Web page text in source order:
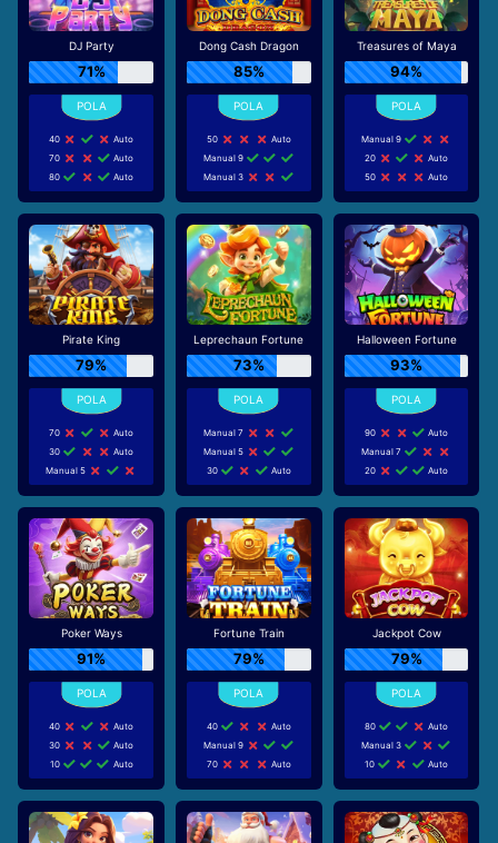
DJ Party
71%
40
Auto
70
Auto
80
Auto
Dong Cash Dragon
85%
50
Auto
Manual 9
Manual 3
Treasures of Maya
94%
Manual 9
20
Auto
50
Auto
Pirate King
79%
70
Auto
30
Auto
Manual 5
Leprechaun Fortune
73%
Manual 7
Manual 5
30
Auto
Halloween Fortune
93%
90
Auto
Manual 7
20
Auto
Poker Ways
91%
40
Auto
30
Auto
10
Auto
Fortune Train
79%
40
Auto
Manual 9
70
Auto
Jackpot Cow
79%
80
Auto
Manual 3
10
Auto